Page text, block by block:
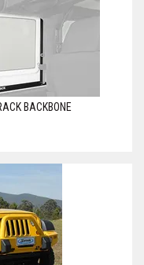
BACKBONE